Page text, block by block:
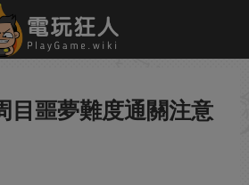
目噩夢難度通關注意